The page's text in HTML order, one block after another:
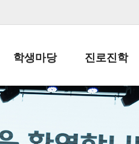
학생마당
학생생활규정
학교신문
진로진학
공지사항 및 입
드림레터